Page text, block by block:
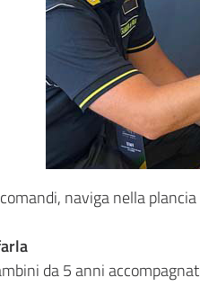
naviga nella
da 5 anni